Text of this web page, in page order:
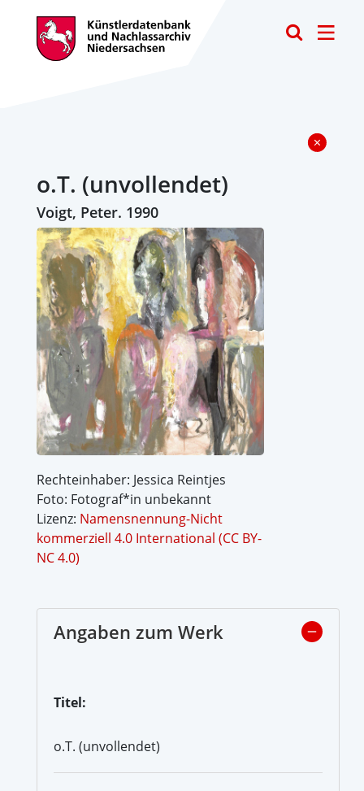
o.T. (unvollendet)
Voigt, Peter. 1990
Rechteinhaber: Jessica Reintjes
Foto: Fotograf*in unbekannt
Lizenz: Namensnennung-Nicht
kommerziell 4.0 International (CC BY-
NC 4.0)
Angaben zum Werk
Titel:
o.T. (unvollendet)